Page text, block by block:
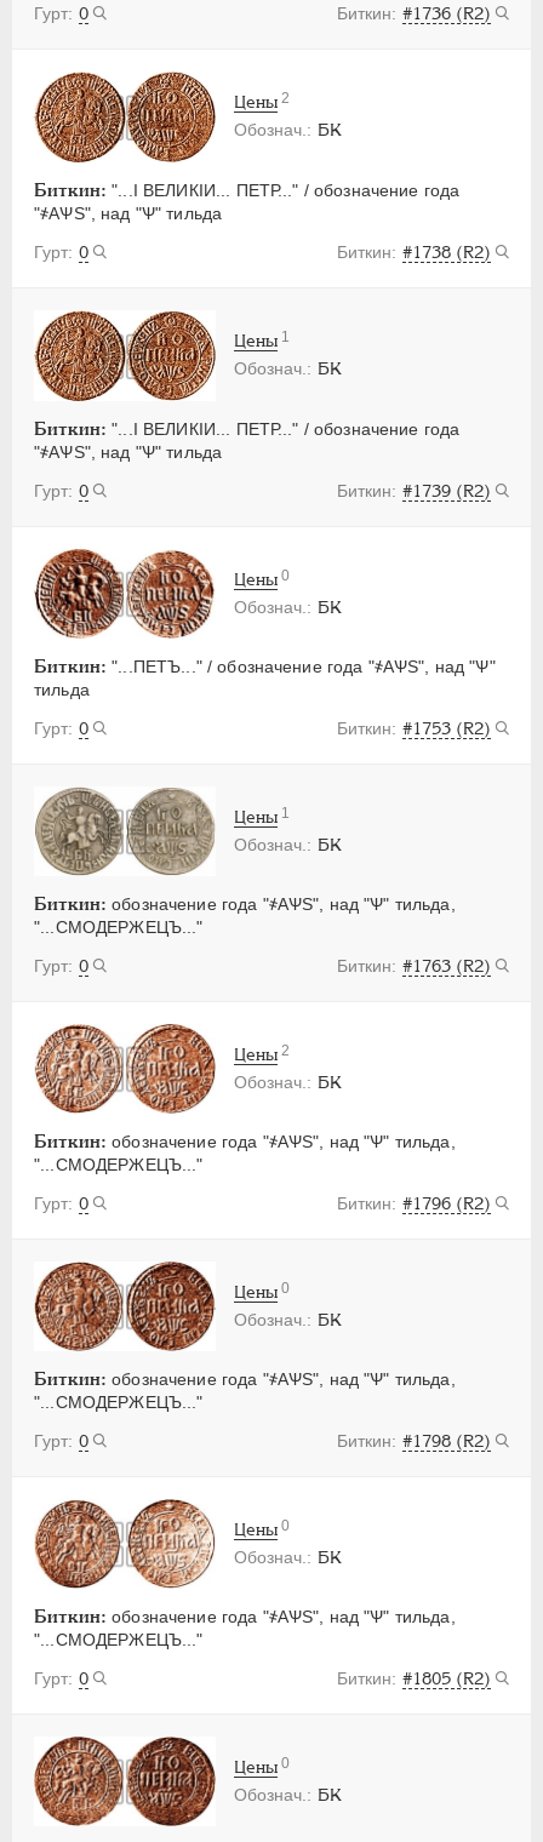
0
#1736 (R2)
БК
Биткин: "...I ВЕЛИКIИ... ПЕТР..." / обозначение года
"҂АѰS", над "Ѱ" тильда
0
#1738 (R2)
Цены 2
БК
Биткин: "...I ВЕЛИКIИ... ПЕТР..." / обозначение года
"҂АѰS", над "Ѱ" тильда
0
#1739 (R2)
Цены 1
БК
Биткин: "...ПЕТЪ..." / обозначение года "҂АѰS", над "Ѱ"
тильда
0
#1753 (R2)
Цены 0
БК
Биткин: обозначение года "҂АѰS", над "Ѱ" тильда,
"...СМОДЕРЖЕЦЪ..."
0
#1763 (R2)
Цены 1
БК
Биткин: обозначение года "҂АѰS", над "Ѱ" тильда,
"...СМОДЕРЖЕЦЪ..."
0
#1796 (R2)
Цены 2
БК
Биткин: обозначение года "҂АѰS", над "Ѱ" тильда,
"...СМОДЕРЖЕЦЪ..."
0
#1798 (R2)
Цены 0
БК
Биткин: обозначение года "҂АѰS", над "Ѱ" тильда,
"...СМОДЕРЖЕЦЪ..."
0
#1805 (R2)
Цены 0
БК
Цены 0